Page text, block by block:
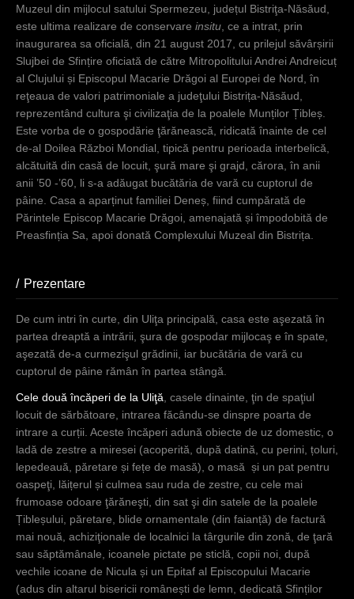
e
r
e
Muzeul din mijlocul satului Spermezeu, județul Bistriţa-Năsăud,
este ultima realizare de conservare insitu, ce a intrat, prin
inaugurarea sa oficială, din 21 august 2017, cu prilejul săvârșirii
Slujbei de Sfințire oficiată de către Mitropolitului Andrei Andreicuț
al Clujului și Episcopul Macarie Drăgoi al Europei de Nord, în
reţeaua de valori patrimoniale a judeţului Bistrița-Năsăud,
reprezentând cultura şi civilizaţia de la poalele Munților Țibleș.
Este vorba de o gospodărie ţărănească, ridicată înainte de cel
de-al Doilea Război Mondial, tipică pentru perioada interbelică,
alcătuită din casă de locuit, şură mare şi grajd, cărora, în anii
anii ’50 -’60, li s-a adăugat bucătăria de vară cu cuptorul de
pâine. Casa a aparținut familiei Deneș, fiind cumpărată de
Părintele Episcop Macarie Drăgoi, amenajată și împodobită de
Preasfinția Sa, apoi donată Complexului Muzeal din Bistrița.
Prezentare
De cum intri în curte, din Uliţa principală, casa este aşezată în
partea dreaptă a intrării, şura de gospodar mijlocaş e în spate,
aşezată de-a curmezişul grădinii, iar bucătăria de vară cu
cuptorul de pâine rămân în partea stângă.
Cele două încăperi de la Uliţă, casele dinainte, ţin de spaţiul
locuit de sărbătoare, intrarea făcându-se dinspre poarta de
intrare a curții. Aceste încăperi adună obiecte de uz domestic, o
ladă de zestre a miresei (acoperită, după datină, cu perini, țoluri,
lepedeauă, păretare și fețe de masă), o masă și un pat pentru
oaspeţi, lăițerul și culmea sau ruda de zestre, cu cele mai
frumoase odoare ţărăneşti, din sat şi din satele de la poalele
Țibleșului, păretare, blide ornamentale (din faianță) de factură
mai nouă, achiziţionale de localnici la târgurile din zonă, de ţară
sau săptămânale, icoanele pictate pe sticlă, copii noi, după
vechile icoane de Nicula și un Epitaf al Episcopului Macarie
(adus din altarul bisericii românești de lemn, dedicată Sfinților